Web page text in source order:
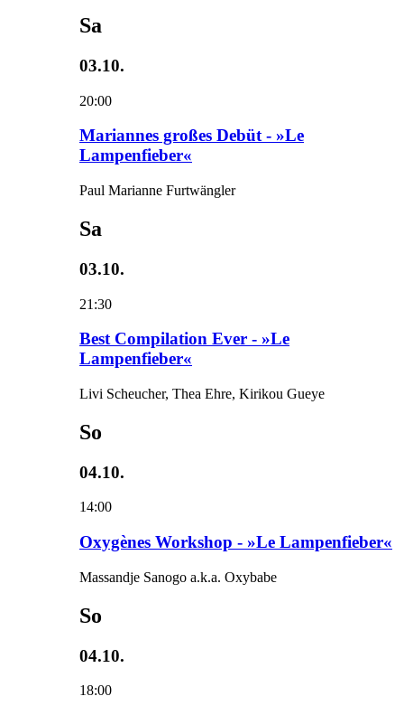
Sa
03.10.
20:00
Mariannes großes Debüt - »Le
Lampenfieber«
Paul Marianne Furtwängler
Sa
03.10.
21:30
Best Compilation Ever - »Le
Lampenfieber«
Livi Scheucher, Thea Ehre, Kirikou Gueye
So
04.10.
14:00
Oxygènes Workshop - »Le Lampenfieber«
Massandje Sanogo a.k.a. Oxybabe
So
04.10.
18:00